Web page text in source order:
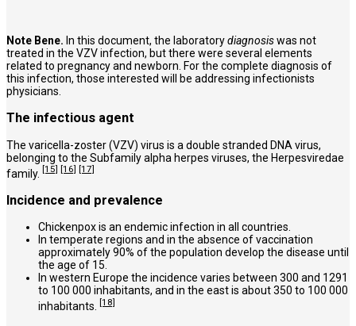
Note Bene. In this document, the laboratorydiagnosiswas not
treated in the VZV infection, but there were several elements
related to pregnancy and newborn. For the complete diagnosis of
this infection, those interested will be addressing infectionists
physicians.
The infectious agent
The varicella-zoster (VZV) virus is a double stranded DNA virus,
belonging to the Subfamily alpha herpes viruses, the Herpesviredae
family. [15] [16] [17]
Incidence and prevalence
Chickenpox is an endemic infection in all countries.
In temperate regions and in the absence of vaccination
approximately 90% of the population develop the disease until
the age of 15.
In western Europe the incidence varies between 300 and 1291
to 100 000 inhabitants, and in the east is about 350 to 100 000
inhabitants.
[18]